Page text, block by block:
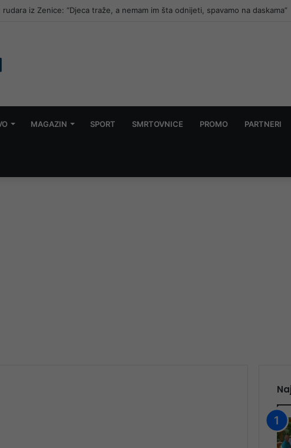
iz Zenice: “Djeca traže, a nemam im šta odnijeti, spavamo na daskama”
MAGAZIN SPORT SMRTOVNICE PROMO PARTNERI